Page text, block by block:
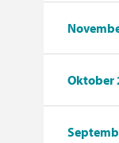
Oktober